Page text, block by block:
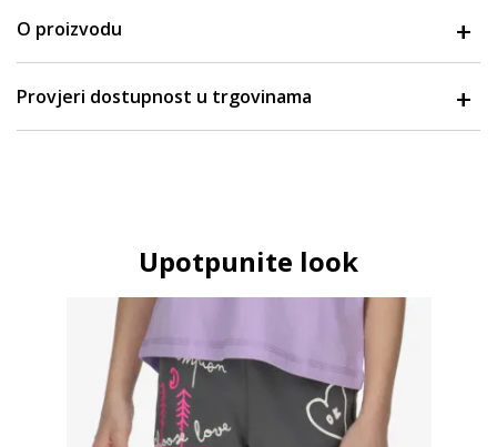
O proizvodu
Provjeri dostupnost u trgovinama
Upotpunite look